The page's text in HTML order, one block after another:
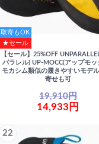
取寄もOK
★セール
【セール】25%OFF
パラレル) UP-MOCC(アップモ
モカシム類似の履きやすいモデ
寄せも可
19,910円
14,933円
22